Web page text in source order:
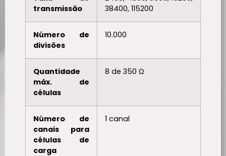
transmissão
38400, 115200
Número de
divisões
10.000
Quantidade
máx. de
células
8 de 350 Ω
Número de
canais para
células de
carga
1 canal